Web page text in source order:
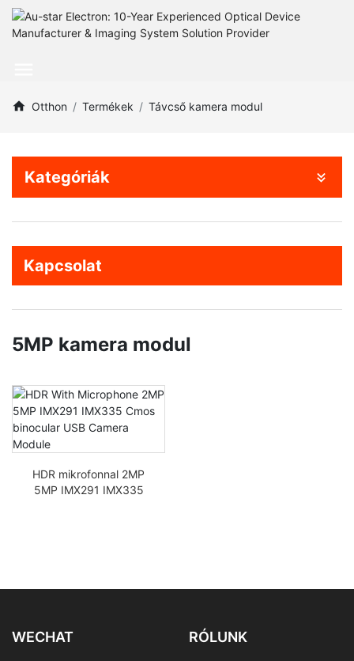
Otthon Termékek Távcső kamera modul
Kategóriák
Kapcsolat
5MP kamera modul
HDR mikrofonnal 2MP
5MP IMX291 IMX335
WECHAT RÓLUNK